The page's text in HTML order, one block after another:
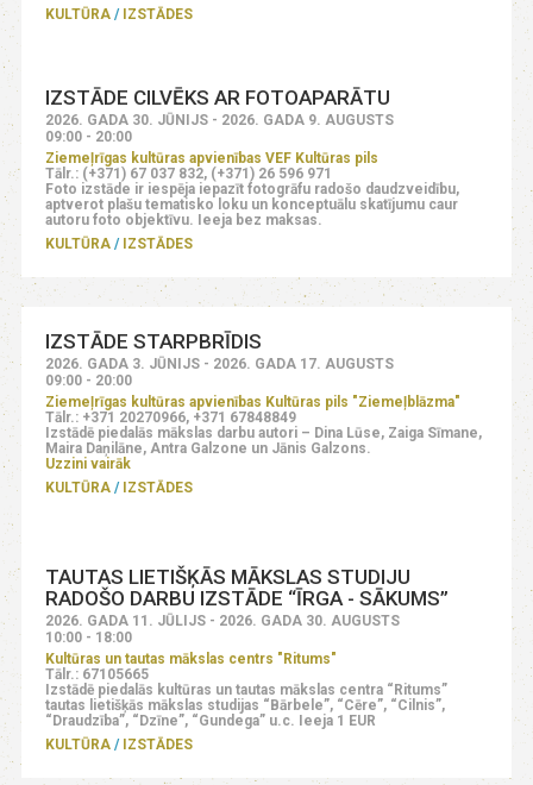
KULTŪRA
IZSTĀDES
IZSTĀDE CILVĒKS AR FOTOAPARĀTU
2026. GADA 30. JŪNIJS - 2026. GADA 9. AUGUSTS
09:00 - 20:00
Ziemeļrīgas kultūras apvienības VEF Kultūras pils
Tālr.: (+371) 67 037 832, (+371) 26 596 971
Foto izstāde ir iespēja iepazīt fotogrāfu radošo daudzveidību,
aptverot plašu tematisko loku un konceptuālu skatījumu caur
autoru foto objektīvu. Ieeja bez maksas.
KULTŪRA
IZSTĀDES
IZSTĀDE STARPBRĪDIS
2026. GADA 3. JŪNIJS - 2026. GADA 17. AUGUSTS
09:00 - 20:00
Ziemeļrīgas kultūras apvienības Kultūras pils "Ziemeļblāzma"
Tālr.: +371 20270966, +371 67848849
Izstādē piedalās mākslas darbu autori – Dina Lūse, Zaiga Sīmane,
Maira Daņilāne, Antra Galzone un Jānis Galzons.
Uzzini vairāk
KULTŪRA
IZSTĀDES
TAUTAS LIETIŠĶĀS MĀKSLAS STUDIJU
RADOŠO DARBU IZSTĀDE “ĪRGA - SĀKUMS”
2026. GADA 11. JŪLIJS - 2026. GADA 30. AUGUSTS
10:00 - 18:00
Kultūras un tautas mākslas centrs "Ritums"
Tālr.: 67105665
Izstādē piedalās kultūras un tautas mākslas centra “Ritums”
tautas lietišķās mākslas studijas “Bārbele”, “Cēre”, “Cilnis”,
“Draudzība”, “Dzīne”, “Gundega” u.c. Ieeja 1 EUR
KULTŪRA
IZSTĀDES